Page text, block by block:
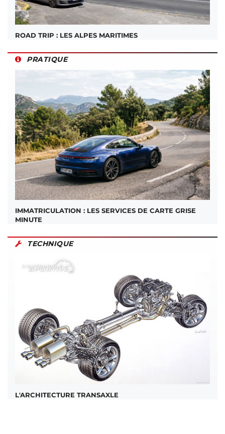
ROAD TRIP : LES ALPES MARITIMES
PRATIQUE
IMMATRICULATION : LES SERVICES DE CARTE GRISE
MINUTE
TECHNIQUE
L'ARCHITECTURE TRANSAXLE